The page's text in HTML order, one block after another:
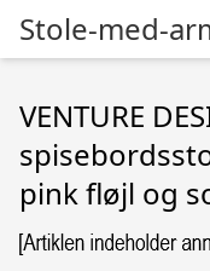
Stole-med-
VENTURE
pink fløjl og